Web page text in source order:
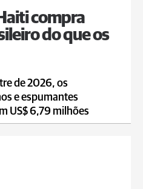
compra
do que os
de 2026, os
e espumantes
US$ 6,79 milhões